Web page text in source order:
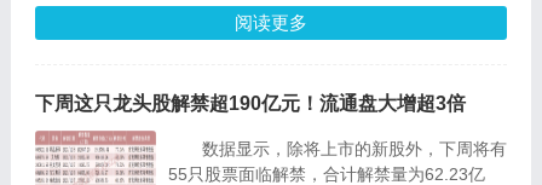
阅读更多
下周这只龙头股解禁超190亿元！流通盘大增超3倍
数据显示，除将上市的新股外，下周将有
55只股票面临解禁，合计解禁量为62.23亿